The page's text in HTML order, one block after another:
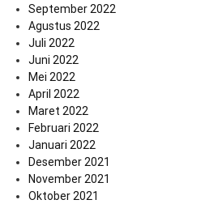
September 2022
Agustus 2022
Juli 2022
Juni 2022
Mei 2022
April 2022
Maret 2022
Februari 2022
Januari 2022
Desember 2021
November 2021
Oktober 2021